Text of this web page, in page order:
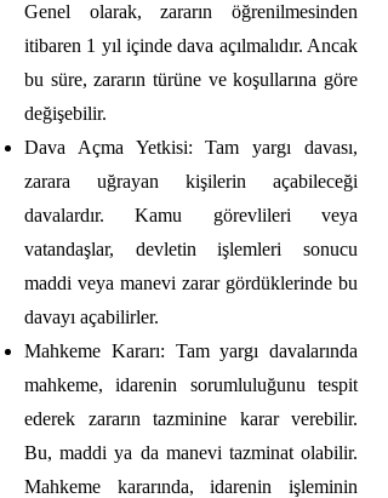
Genel olarak, zararın öğrenilmesinden
itibaren 1 yıl içinde dava açılmalıdır. Ancak
bu süre, zararın türüne ve koşullarına göre
değişebilir.
Dava Açma Yetkisi: Tam yargı davası,
zarara uğrayan kişilerin açabileceği
davalardır. Kamu görevlileri veya
vatandaşlar, devletin işlemleri sonucu
maddi veya manevi zarar gördüklerinde bu
davayı açabilirler.
Mahkeme Kararı: Tam yargı davalarında
mahkeme, idarenin sorumluluğunu tespit
ederek zararın tazminine karar verebilir.
Bu, maddi ya da manevi tazminat olabilir.
Mahkeme kararında, idarenin işleminin